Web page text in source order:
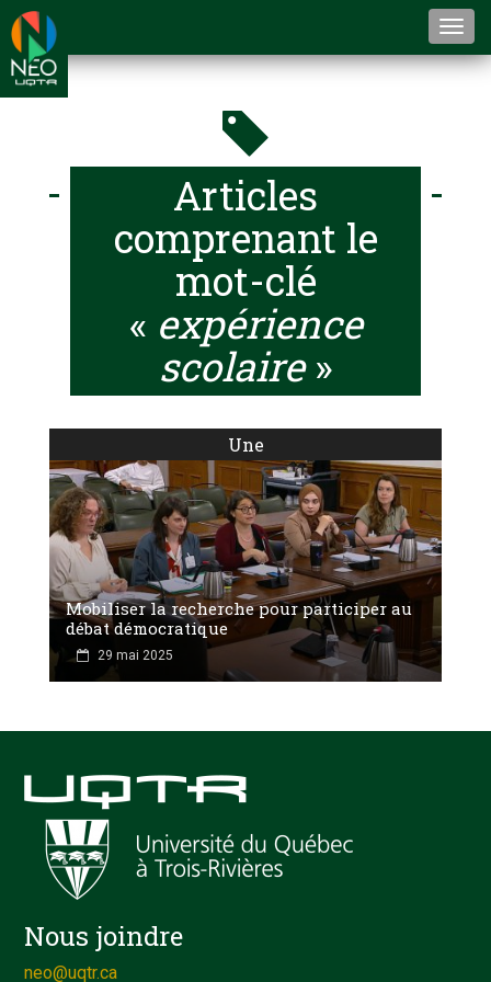
Articles
comprenant le
mot-clé
« expérience
scolaire»
Une
Mobiliser la recherche pour participer au
débat démocratique
29 mai 2025
Nous joindre
neo@uqtr.ca